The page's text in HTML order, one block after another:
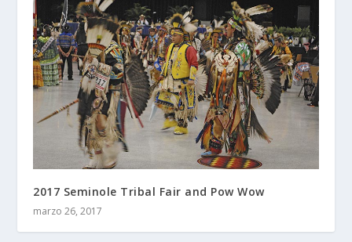
2017 Seminole Tribal Fair and Pow Wow
marzo 26, 2017